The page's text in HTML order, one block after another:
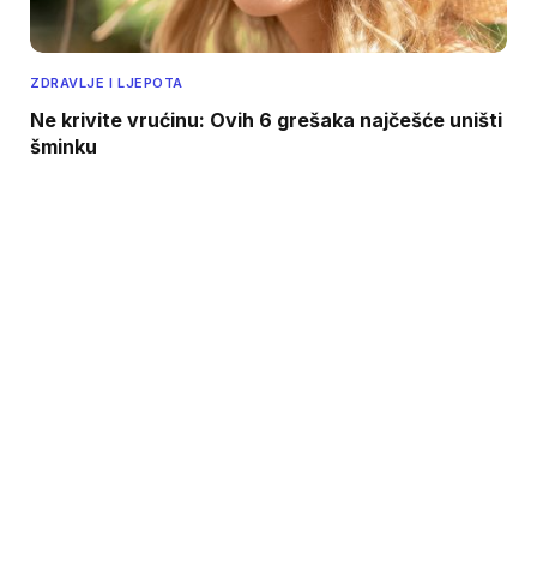
ZDRAVLJE I LJEPOTA
Ne krivite vrućinu: Ovih 6 grešaka najčešće uništi
šminku